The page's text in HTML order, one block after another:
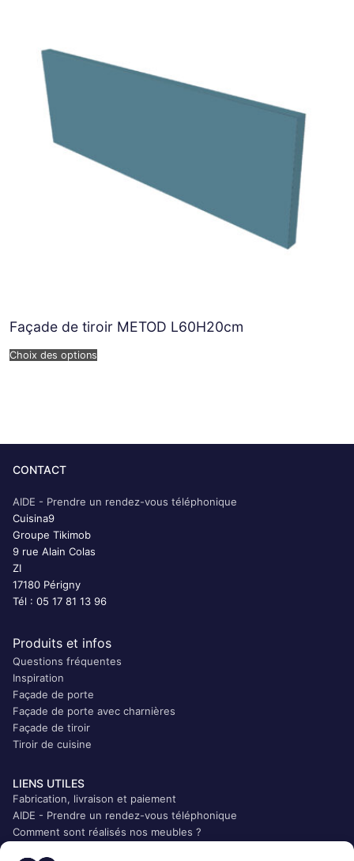
Façade de tiroir METOD L60H20cm
Choix des options
CONTACT
AIDE - Prendre un rendez-vous téléphonique
Cuisina9
Groupe Tikimob
9 rue Alain Colas
ZI
17180 Périgny
Tél : 05 17 81 13 96
Produits et infos
Questions fréquentes
Inspiration
Façade de porte
Façade de porte avec charnières
Façade de tiroir
Tiroir de cuisine
LIENS UTILES
Fabrication, livraison et paiement
AIDE - Prendre un rendez-vous téléphonique
Comment sont réalisés nos meubles ?